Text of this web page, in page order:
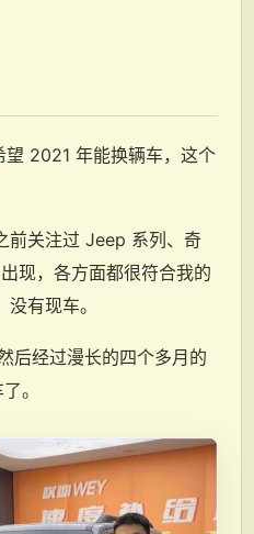
2021 年能换辆车，这个
前关注过 Jeep 系列、奇
现，各方面都很符合我的
有现车。
后经过漫长的四个多月的
。